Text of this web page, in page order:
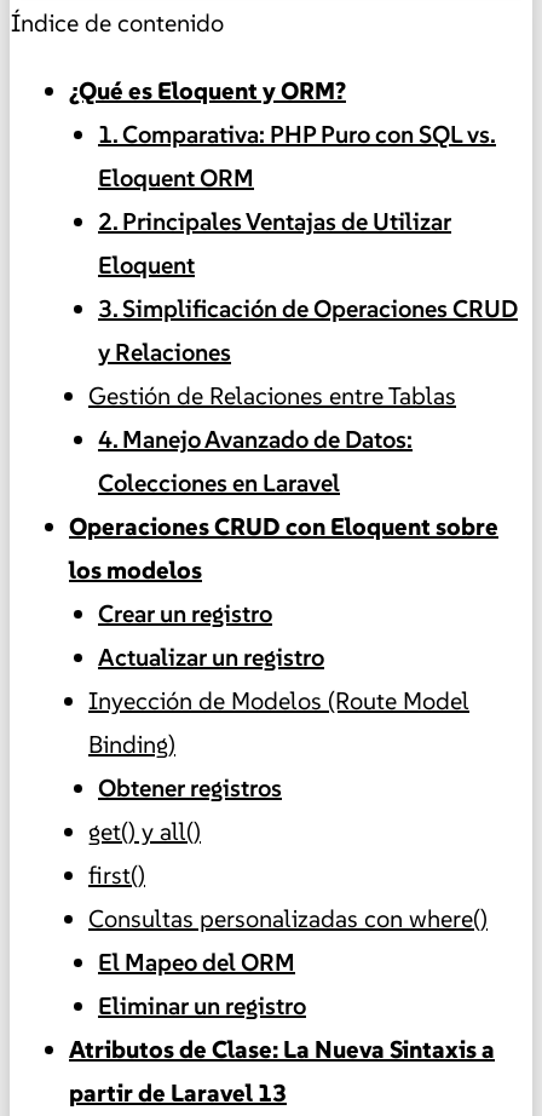
Índice de contenido
¿Qué es Eloquent y ORM?
1. Comparativa: PHP Puro con SQL vs.
Eloquent ORM
2. Principales Ventajas de Utilizar
Eloquent
3. Simplificación de Operaciones CRUD
y Relaciones
Gestión de Relaciones entre Tablas
4. Manejo Avanzado de Datos:
Colecciones en Laravel
Operaciones CRUD con Eloquent sobre
los modelos
Crear un registro
Actualizar un registro
Inyección de Modelos (Route Model
Binding)
Obtener registros
get() y all()
first()
Consultas personalizadas con where()
El Mapeo del ORM
Eliminar un registro
Atributos de Clase: La Nueva Sintaxis a
partir de Laravel 13